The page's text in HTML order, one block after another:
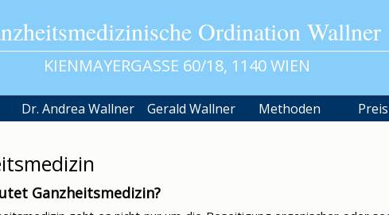
Ordination Wallner
KIENMAYERGASSE 60/18, 1140 WIEN
Dr. Andrea Wallner Gerald Wallner Methoden
Ganzheitsmedizin?